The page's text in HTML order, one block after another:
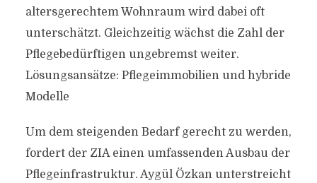
altersgerechtem Wohnraum wird dabei oft
unterschätzt. Gleichzeitig wächst die Zahl der
Pflegebedürftigen ungebremst weiter.
Lösungsansätze: Pflegeimmobilien und hybride
Modelle
Um dem steigenden Bedarf gerecht zu werden,
fordert der ZIA einen umfassenden Ausbau der
Pflegeinfrastruktur. Aygül Özkan unterstreicht